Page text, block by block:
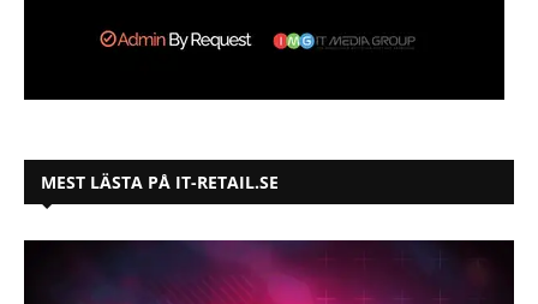
MEST LÄSTA PÅ IT-RETAIL.SE